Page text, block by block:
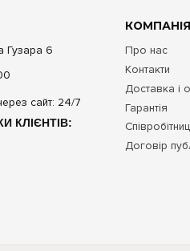
Гузара 6
сайт: 24/7
КЛІЄНТІВ:
КОМПАНІЯ
Про нас
Контакти
Доставка і
Гарантія
Договір